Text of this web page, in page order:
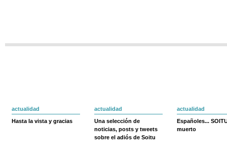
actualidad
Hasta la vista y gracias
actualidad
Una selección de
noticias, posts y tweets
sobre el adiós de Soitu
actualidad
Españoles...
muerto